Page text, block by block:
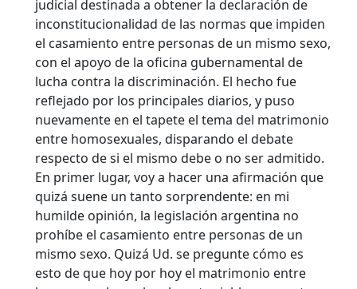
judicial destinada a obtener la declaración de
inconstitucionalidad de las normas que impiden
el casamiento entre personas de un mismo sexo,
con el apoyo de la oficina gubernamental de
lucha contra la discriminación. El hecho fue
reflejado por los principales diarios, y puso
nuevamente en el tapete el tema del matrimonio
entre homosexuales, disparando el debate
respecto de si el mismo debe o no ser admitido.
En primer lugar, voy a hacer una afirmación que
quizá suene un tanto sorprendente: en mi
humilde opinión, la legislación argentina no
prohíbe el casamiento entre personas de un
mismo sexo. Quizá Ud. se pregunte cómo es
esto de que hoy por hoy el matrimonio entre